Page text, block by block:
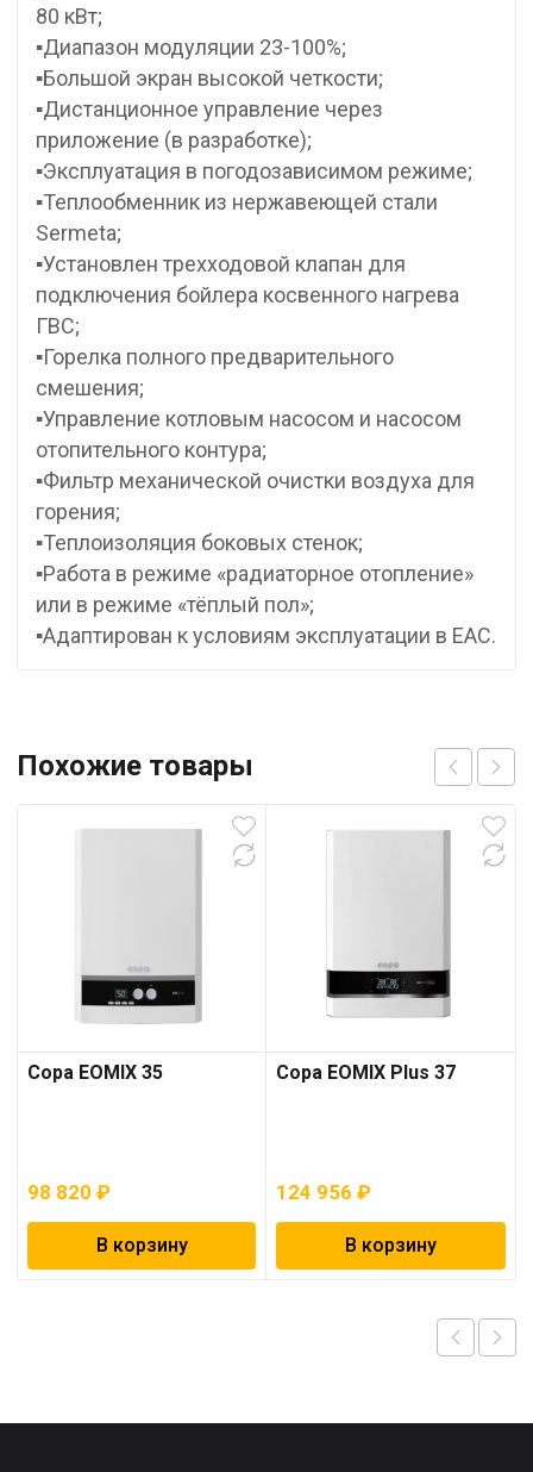
80 кВт;
▪Диапазон модуляции 23-100%;
▪Большой экран высокой четкости;
▪Дистанционное управление через
приложение (в разработке);
▪Эксплуатация в погодозависимом режиме;
▪Теплообменник из нержавеющей стали
Sermeta;
▪Установлен трехходовой клапан для
подключения бойлера косвенного нагрева
ГВС;
▪Горелка полного предварительного
смешения;
▪Управление котловым насосом и насосом
отопительного контура;
▪Фильтр механической очистки воздуха для
горения;
▪Теплоизоляция боковых стенок;
▪Работа в режиме «радиаторное отопление»
или в режиме «тёплый пол»;
▪Адаптирован к условиям эксплуатации в ЕАС.
Похожие товары
Copa EOMIX 35
98 820 ₽
В корзину
Copa EOMIX Plus 37
124 956₽
В корзину